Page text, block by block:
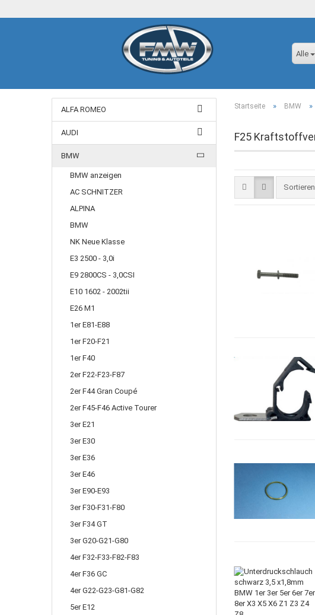
Alle
Startseite » BMW »
F25
ALFA ROMEO
AUDI
BMW
BMW anzeigen
AC SCHNITZER
ALPINA
BMW
NK Neue Klasse
E3 2500 - 3,0i
E9 2800CS - 3,0CSI
E10 1602 - 2002tii
E26 M1
1er E81-E88
1er F20-F21
1er F40
2er F22-F23-F87
2er F44 Gran Coupé
2er F45-F46 Active Tourer
3er E21
3er E30
3er E36
3er E46
3er E90-E93
3er F30-F31-F80
3er F34 GT
3er G20-G21-G80
4er F32-F33-F82-F83
4er F36 GC
4er G22-G23-G81-G82
5er E12